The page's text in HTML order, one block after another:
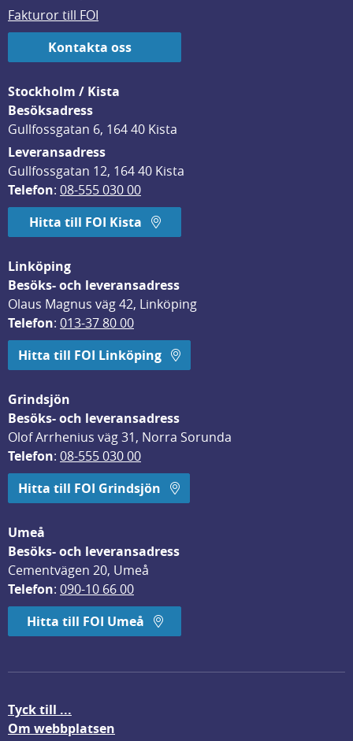
Fakturor till FOI
Kontakta oss
Stockholm / Kista
Besöksadress
Gullfossgatan 6, 164 40 Kista
Leveransadress
Gullfossgatan 12, 164 40 Kista
Telefon: 08-555 030 00
Hitta till FOI Kista
Linköping
Besöks- och leveransadress
Olaus Magnus väg 42, Linköping
Telefon: 013-37 80 00
Hitta till FOI Linköping
Grindsjön
Besöks- och leveransadress
Olof Arrhenius väg 31, Norra Sorunda
Telefon: 08-555 030 00
Hitta till FOI Grindsjön
Umeå
Besöks- och leveransadress
Cementvägen 20, Umeå
Telefon: 090-10 66 00
Hitta till FOI Umeå
Tyck till ...
Om webbplatsen